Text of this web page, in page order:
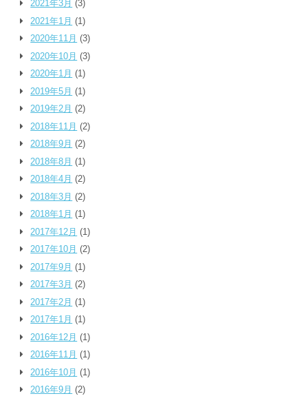
2021年3月 (3)
2021年1月 (1)
2020年11月 (3)
2020年10月 (3)
2020年1月 (1)
2019年5月 (1)
2019年2月 (2)
2018年11月 (2)
2018年9月 (2)
2018年8月 (1)
2018年4月 (2)
2018年3月 (2)
2018年1月 (1)
2017年12月 (1)
2017年10月 (2)
2017年9月 (1)
2017年3月 (2)
2017年2月 (1)
2017年1月 (1)
2016年12月 (1)
2016年11月 (1)
2016年10月 (1)
2016年9月 (2)